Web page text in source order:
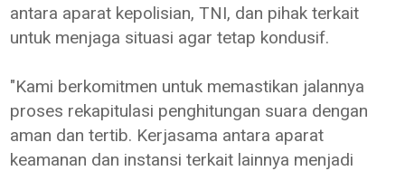
antara aparat kepolisian, TNI, dan pihak terkait
untuk menjaga situasi agar tetap kondusif.
"Kami berkomitmen untuk memastikan jalannya
proses rekapitulasi penghitungan suara dengan
aman dan tertib. Kerjasama antara aparat
keamanan dan instansi terkait lainnya menjadi